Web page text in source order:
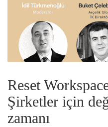
Reset
Şirketler için
zamanı